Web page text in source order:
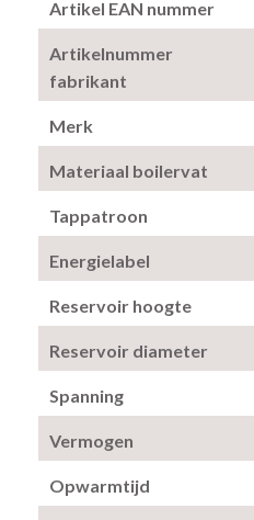
Artikel EAN nummer
Artikelnummer
fabrikant
Merk
Materiaal boilervat
Tappatroon
Energielabel
Reservoir hoogte
Reservoir diameter
Spanning
Vermogen
Opwarmtijd